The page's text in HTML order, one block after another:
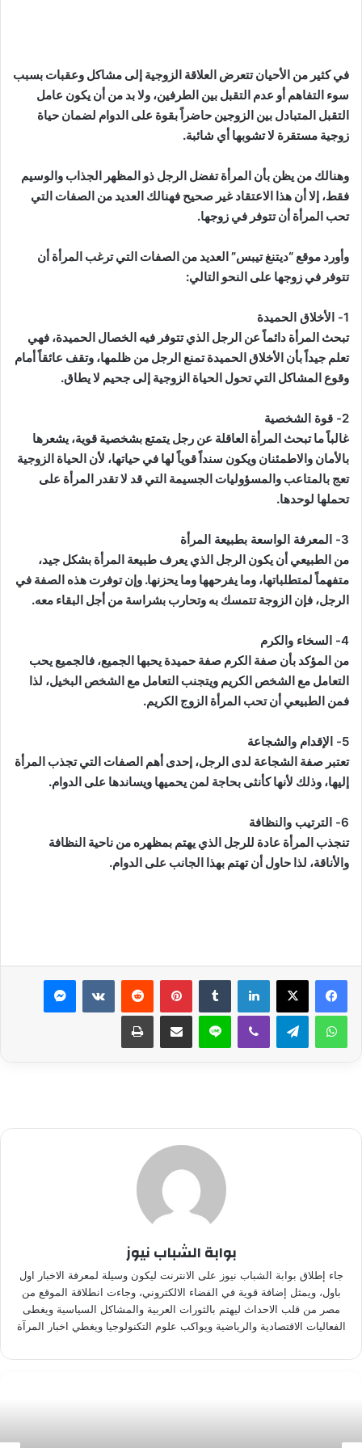
في كثير من الأحيان تتعرض العلاقة الزوجية إلى مشاكل وعقبات بسبب
سوء التفاهم أو عدم التقبل بين الطرفين، ولا بد من أن يكون عامل
التقبل المتبادل بين الزوجين حاضراً بقوة على الدوام لضمان حياة
زوجية مستقرة لا تشوبها أي شائبة.
وهنالك من يظن بأن المرأة تفضل الرجل ذو المظهر الجذاب والوسيم
فقط، إلا أن هذا الاعتقاد غير صحيح فهنالك العديد من الصفات التي
تحب المرأة أن تتوفر في زوجها.
وأورد موقع “ديتنغ تيبس” العديد من الصفات التي ترغب المرأة أن
تتوفر في زوجها على النحو التالي:
1- الأخلاق الحميدة
تبحث المرأة دائماً عن الرجل الذي تتوفر فيه الخصال الحميدة، فهي
تعلم جيداً بأن الأخلاق الحميدة تمنع الرجل من ظلمها، وتقف عائقاً أمام
وقوع المشاكل التي تحول الحياة الزوجية إلى جحيم لا يطاق.
2- قوة الشخصية
غالباً ما تبحث المرأة العاقلة عن رجل يتمتع بشخصية قوية، يشعرها
بالأمان والاطمئنان ويكون سنداً قوياً لها في حياتها، لأن الحياة الزوجية
تعج بالمتاعب والمسؤوليات الجسيمة التي قد لا تقدر المرأة على
تحملها لوحدها.
3- المعرفة الواسعة بطبيعة المرأة
من الطبيعي أن يكون الرجل الذي يعرف طبيعة المرأة بشكل جيد،
متفهماً لمتطلباتها، وما يفرحهها وما يحزنها. وإن توفرت هذه الصفة في
الرجل، فإن الزوجة تتمسك به وتحارب بشراسة من أجل البقاء معه.
4- السخاء والكرم
من المؤكد بأن صفة الكرم صفة حميدة يحبها الجميع، فالجميع يحب
التعامل مع الشخص الكريم ويتجنب التعامل مع الشخص البخيل، لذا
فمن الطبيعي أن تحب المرأة الزوج الكريم.
5- الإقدام والشجاعة
تعتبر صفة الشجاعة لدى الرجل، إحدى أهم الصفات التي تجذب المرأة
إليها، وذلك لأنها كأنثى بحاجة لمن يحميها ويساندها على الدوام.
6- الترتيب والنظافة
تنجذب المرأة عادة للرجل الذي يهتم بمظهره من ناحية النظافة
والأناقة، لذا حاول أن تهتم بهذا الجانب على الدوام.
لينكدإن بينتيريست ماسنجر
واتساب تيلقرام ڤايبر لاين مشاركة عبر البريد طباعة
بوابة الشباب نيوز
جاء إطلاق بوابة الشباب نيوز على الانترنت ليكون وسيلة لمعرفة الاخبار اول
باول، ويمثل إضافة قوية في الفضاء الالكتروني، وجاءت انطلاقة الموقع من
مصر من قلب الاحداث ليهتم بالثورات العربية والمشاكل السياسية ويغطى
الفعاليات الاقتصادية والرياضية ويواكب علوم التكنولوجيا ويغطي اخبار المرآة